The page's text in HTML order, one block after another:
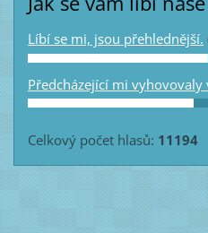
Líbí se mi, jsou přehlednější.
Předcházející mi vyhovovaly
Celkový počet hlasů: 11194